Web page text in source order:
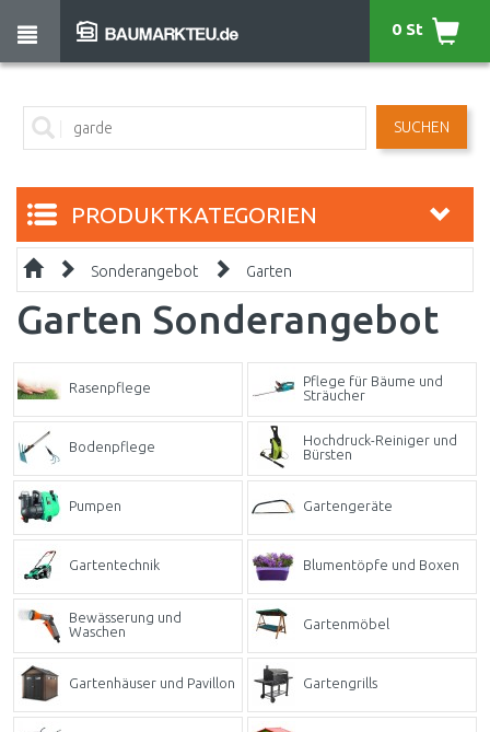
SUCHEN
0 St
PRODUKTKATEGORIEN
Sonderangebot Garten
Garten Sonderangebot
Rasenpflege
Pflege für Bäume und
Sträucher
Bodenpflege
Hochdruck-Reiniger und
Bürsten
Pumpen Gartengeräte
Gartentechnik Blumentöpfe und Boxen
Bewässerung und
Waschen
Gartenmöbel
Gartenhäuser und Pavillon Gartengrills